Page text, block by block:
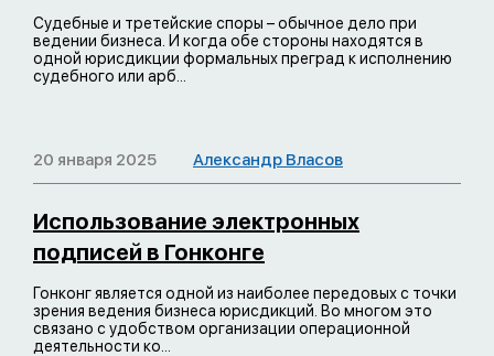
Судебные и третейские споры – обычное дело при
ведении бизнеса. И когда обе стороны находятся в
одной юрисдикции формальных преград к исполнению
судебного или арб...
20 января 2025 Александр Власов
Использование электронных
подписей в Гонконге
Гонконг является одной из наиболее передовых с точки
зрения ведения бизнеса юрисдикций. Во многом это
связано с удобством организации операционной
деятельности ко...